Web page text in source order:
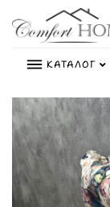
КАТАЛОГ